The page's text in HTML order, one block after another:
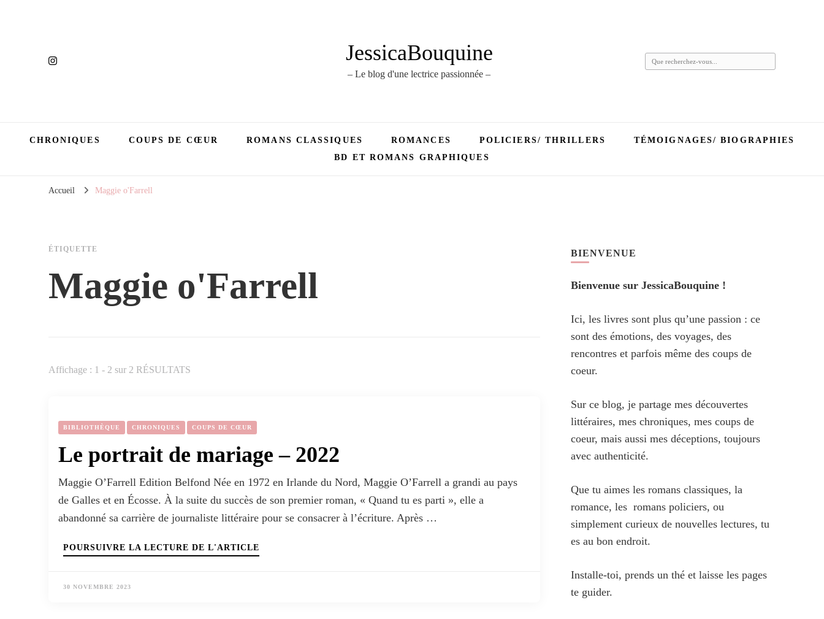
JessicaBouquine
– Le blog d'une lectrice passionnée –
Vous
CHRONIQUES COUPS DE CŒUR ROMANS CLASSIQUES ROMANCES POLICIERS/ THRILLERS
TÉMOIGNAGES/ BIOGRAPHIES
BD ET ROMANS GRAPHIQUES
Accueil Maggie o'Farrell
ÉTIQUETTE
Maggie o'Farrell
Affichage : 1 - 2 sur 2 RÉSULTATS
BIBLIOTHÈQUE CHRONIQUES COUPS DE CŒUR
Le portrait de mariage – 2022
Maggie O’Farrell Edition Belfond Née en 1972 en Irlande du Nord, Maggie O’Farrell a grandi au pays
de Galles et en Écosse. À la suite du succès de son premier roman, « Quand tu es parti », elle a
abandonné sa carrière de journaliste littéraire pour se consacrer à l’écriture. Après …
POURSUIVRE LA LECTURE DE L'ARTICLE
30 NOVEMBRE 2023
BIENVENUE
Bienvenue sur JessicaBouquine !
Ici, les livres sont plus qu’une passion : ce
sont des émotions, des voyages, des
rencontres et parfois même des coups de
coeur.
Sur ce blog, je partage mes découvertes
littéraires, mes chroniques, mes coups de
coeur, mais aussi mes déceptions, toujours
avec authenticité.
Que tu aimes les romans classiques, la
romance, les romans policiers, ou
simplement curieux de nouvelles lectures, tu
es au bon endroit.
Installe-toi, prends un thé et laisse les pages
te guider.